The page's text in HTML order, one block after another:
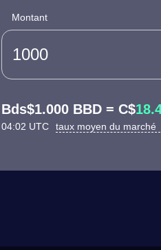
Montant
Bds$1.000 BBD = C$
04:02 UTC taux moyen du marché